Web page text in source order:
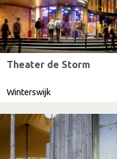
Theater de Storm
Winterswijk